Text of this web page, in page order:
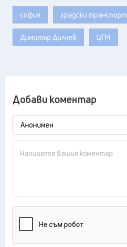
софия градски транспорт
Димитър Дилчев ЦГМ
Добави коментар